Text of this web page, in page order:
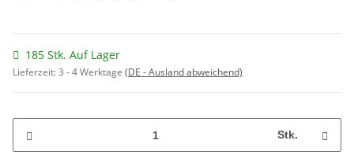
185 Stk. Auf Lager
Lieferzeit:3 - 4 Werktage (DE - Ausland abweichend)
Stk.